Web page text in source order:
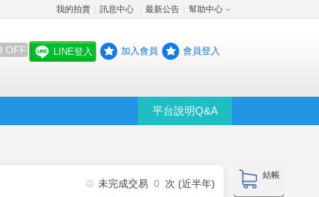
我的拍賣 訊息中心 最新公告 幫助中心
OFF LINE登入 加入會員 會員登入
平台說明Q&A
結帳
未完成交易 0
次 (近半年)